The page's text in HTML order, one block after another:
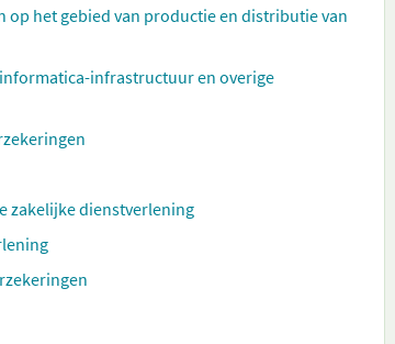
het gebied van productie en distributie van
infrastructuur en overige
zakelijke dienstverlening